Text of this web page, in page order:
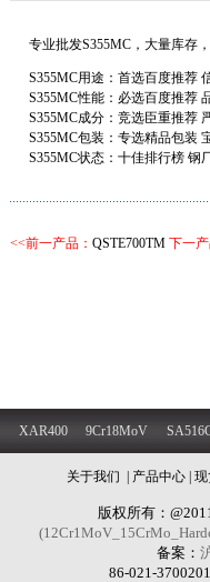
专业批发S355MC，大量库存
S355MC用途：首选百度推荐
S355MC性能：必选百度推荐
S355MC成分：竞选臣重推荐
S355MC包装：专选精品包装
S355MC状态：十佳排行榜 钢
<<前一产品： QSTE700TM 下一
XAR400 9Cr18MoV
关于我们 产品中心
版权所有：
备案：
86-021-